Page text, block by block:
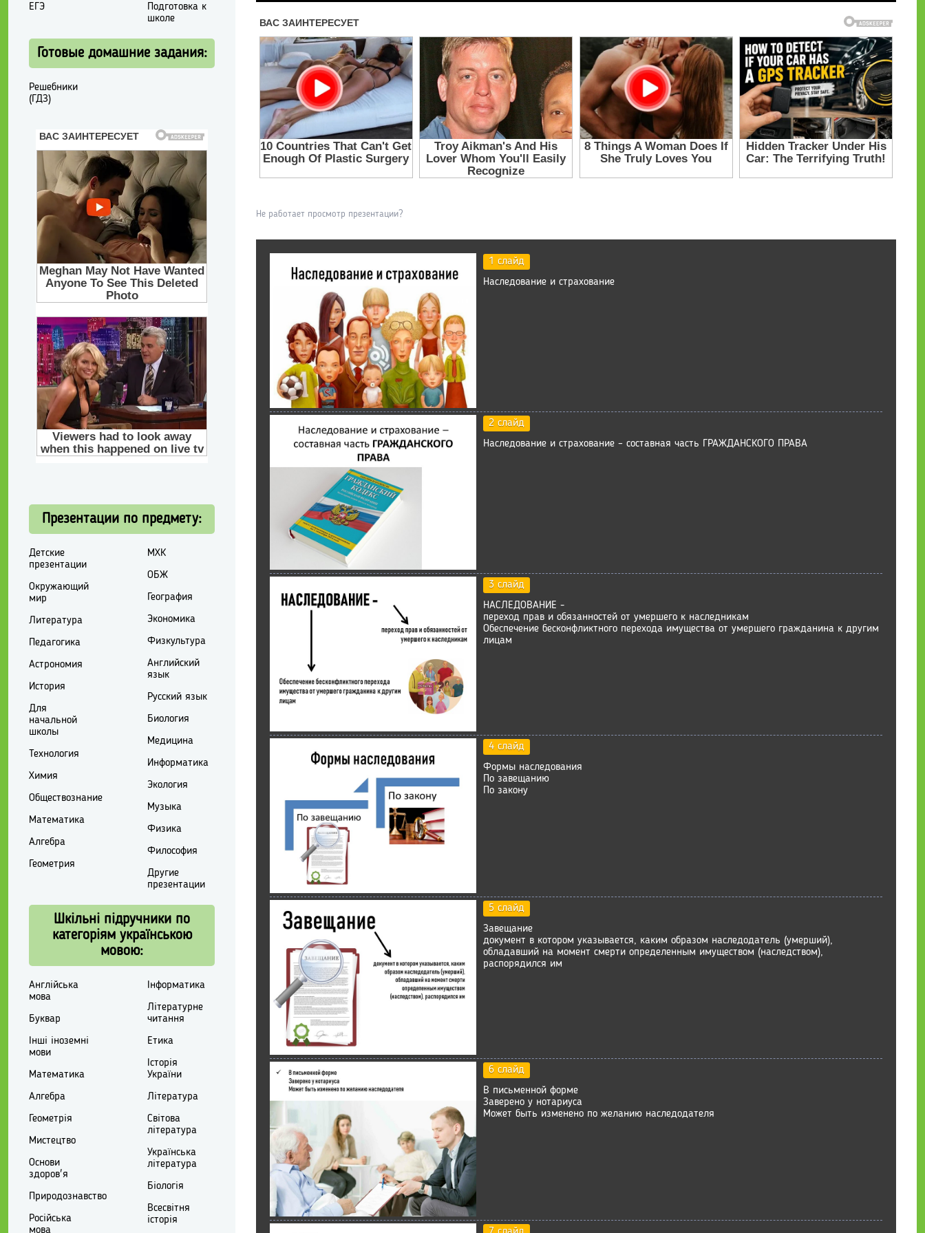
Не работает просмотр презентации?
1 слайд
Наследование и страхование
2 слайд
Наследование и страхование – составная часть ГРАЖДАНСКОГО ПРАВА
3 слайд
НАСЛЕДОВАНИЕ -
переход прав и обязанностей от умершего к наследникам
Обеспечение бесконфликтного перехода имущества от умершего гражданина к другим
лицам
4 слайд
Формы наследования
По завещанию
По закону
5 слайд
Завещание
документ в котором указывается, каким образом наследодатель (умерший),
обладавший на момент смерти определенным имуществом (наследством),
распорядился им
6 слайд
В письменной форме
Заверено у нотариуса
Может быть изменено по желанию наследодателя
ЕГЭ
Подготовка к
школе
Готовые домашние задания:
Решебники
(ГДЗ)
Презентации по предмету:
Детские
презентации
Окружающий
мир
Литература
Педагогика
Астрономия
История
Для
начальной
школы
Технология
Химия
Обществознание
Математика
Алгебра
Геометрия
МХК
ОБЖ
География
Экономика
Физкультура
Английский
язык
Русский язык
Биология
Медицина
Информатика
Экология
Музыка
Физика
Философия
Другие
презентации
Шкільні підручники по
категоріям українською
мовою:
Англійська
мова
Буквар
Інші іноземні
мови
Математика
Алгебра
Геометрія
Мистецтво
Основи
здоров'я
Природознавство
Російська
мова
Інформатика
Літературне
читання
Етика
Історія
України
Література
Світова
література
Українська
література
Біологія
Всесвітня
історія